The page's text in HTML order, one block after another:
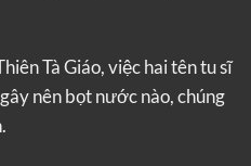
Tà Giáo, việc hai tên tu sĩ
nên bọt nước nào, chúng